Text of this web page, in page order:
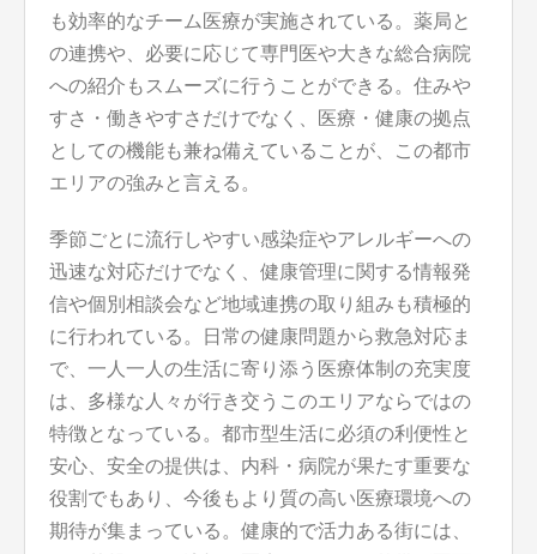
も効率的なチーム医療が実施されている。薬局と
の連携や、必要に応じて専門医や大きな総合病院
への紹介もスムーズに行うことができる。住みや
すさ・働きやすさだけでなく、医療・健康の拠点
としての機能も兼ね備えていることが、この都市
エリアの強みと言える。
季節ごとに流行しやすい感染症やアレルギーへの
迅速な対応だけでなく、健康管理に関する情報発
信や個別相談会など地域連携の取り組みも積極的
に行われている。日常の健康問題から救急対応ま
で、一人一人の生活に寄り添う医療体制の充実度
は、多様な人々が行き交うこのエリアならではの
特徴となっている。都市型生活に必須の利便性と
安心、安全の提供は、内科・病院が果たす重要な
役割でもあり、今後もより質の高い医療環境への
期待が集まっている。健康的で活力ある街には、